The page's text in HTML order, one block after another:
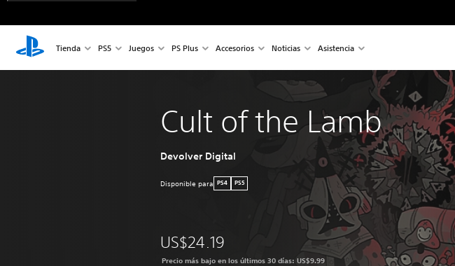
Tienda PS5 Juegos PS Plus Accesorios Noticias Asistencia
Cult of the Lamb
Devolver Digital
Disponible para PS4 PS5
US$24.19
Precio más bajo en los últimos 30 días: US$9.99